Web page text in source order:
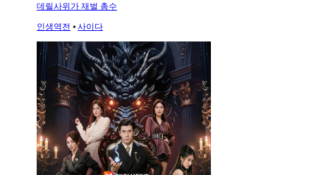
데릴사위가 재벌 총수
인생역전 ⦁ 사이다